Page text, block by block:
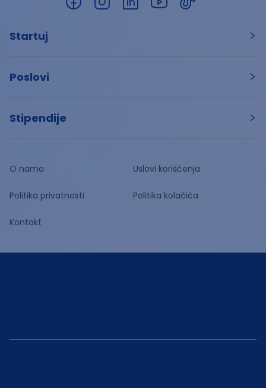
Startuj
Poslovi
Stipendije
O nama Uslovi korišćenja
Politika privatnosti Politika kolačića
Kontakt